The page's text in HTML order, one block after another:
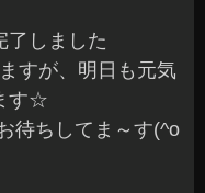
了しました
すが、明日も元気
す☆
待ちしてま～す(^o